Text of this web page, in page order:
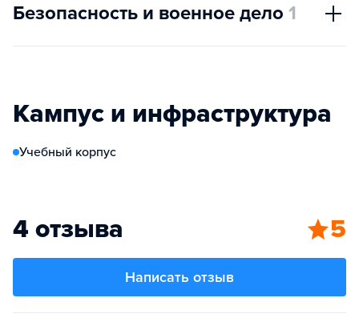
Безопасность и военное дело 1
Кампус и инфраструктура
Учебный корпус
4 отзыва 5
Написать отзыв